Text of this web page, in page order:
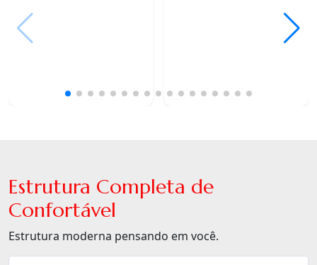
Estrutura Completa de
Confortável
Estrutura moderna pensando em você.